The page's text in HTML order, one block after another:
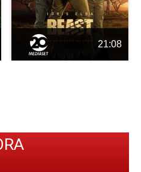
21:08